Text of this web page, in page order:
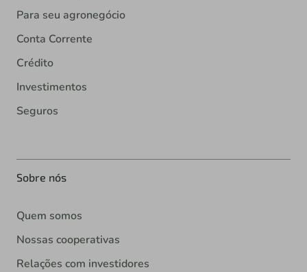
Para seu agronegócio
Conta Corrente
Crédito
Investimentos
Seguros
Sobre nós
Quem somos
Nossas cooperativas
Relações com investidores